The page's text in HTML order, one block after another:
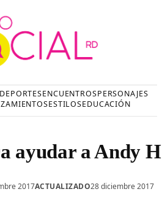
DEPORTESENCUENTROSPERSONAJES
ESTILOSEDUCACIÓN
ayudar a Andy
2017ACTUALIZADO28 diciembre 2017